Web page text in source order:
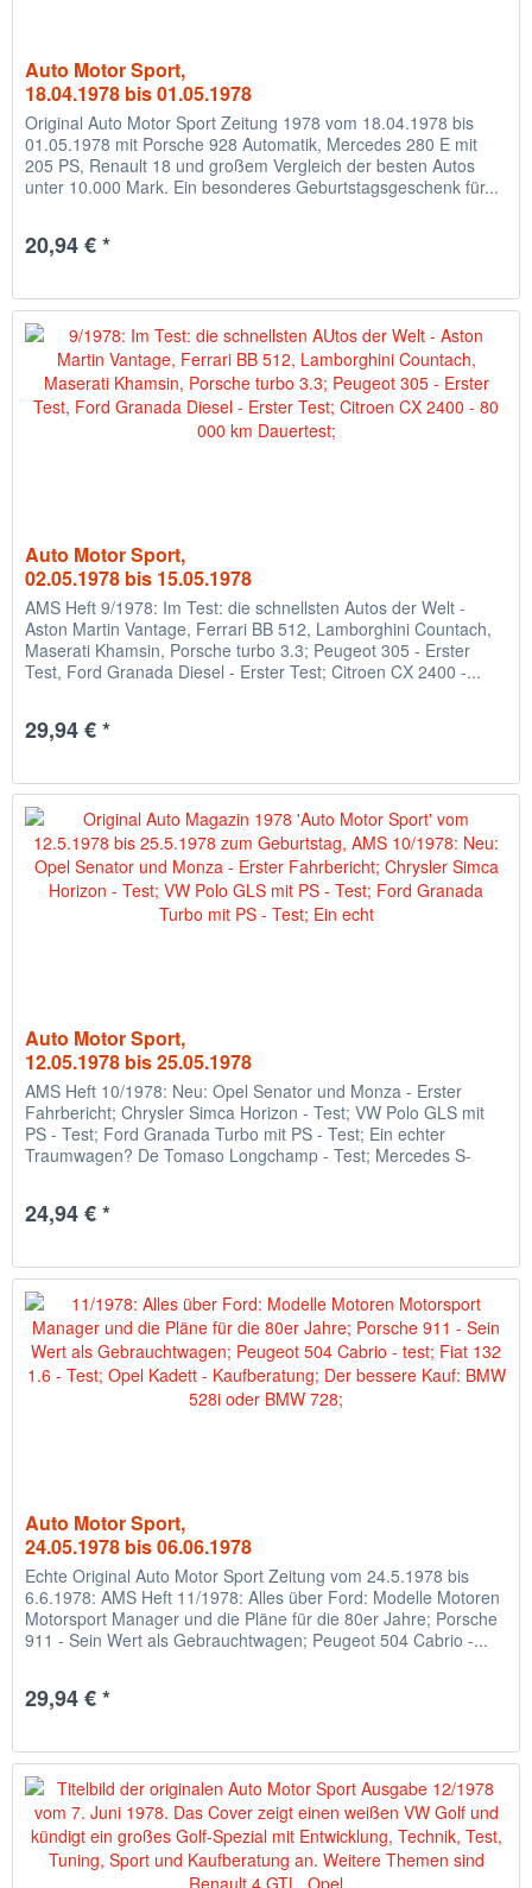
Auto Motor Sport,
18.04.1978 bis 01.05.1978
Original Auto Motor Sport Zeitung 1978 vom 18.04.1978 bis
01.05.1978 mit Porsche 928 Automatik, Mercedes 280 E mit
205 PS, Renault 18 und großem Vergleich der besten Autos
unter 10.000 Mark. Ein besonderes Geburtstagsgeschenk für...
20,94 € *
Auto Motor Sport,
02.05.1978 bis 15.05.1978
AMS Heft 9/1978: Im Test: die schnellsten Autos der Welt -
Aston Martin Vantage, Ferrari BB 512, Lamborghini Countach,
Maserati Khamsin, Porsche turbo 3.3; Peugeot 305 - Erster
Test, Ford Granada Diesel - Erster Test; Citroen CX 2400 -...
29,94 € *
Auto Motor Sport,
12.05.1978 bis 25.05.1978
AMS Heft 10/1978: Neu: Opel Senator und Monza - Erster
Fahrbericht; Chrysler Simca Horizon - Test; VW Polo GLS mit
PS - Test; Ford Granada Turbo mit PS - Test; Ein echter
Traumwagen? De Tomaso Longchamp - Test; Mercedes S-
24,94 € *
Auto Motor Sport,
24.05.1978 bis 06.06.1978
Echte Original Auto Motor Sport Zeitung vom 24.5.1978 bis
6.6.1978: AMS Heft 11/1978: Alles über Ford: Modelle Motoren
Motorsport Manager und die Pläne für die 80er Jahre; Porsche
911 - Sein Wert als Gebrauchtwagen; Peugeot 504 Cabrio -...
29,94 € *